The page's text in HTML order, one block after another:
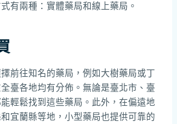
有兩種：實體藥局和線上藥局。
前往知名的藥局，例如大樹藥局或丁
臺各地均有分佈。無論是臺北市、臺
輕鬆找到這些藥局。此外，在偏遠地
宜蘭縣等地，小型藥局也提供可靠的